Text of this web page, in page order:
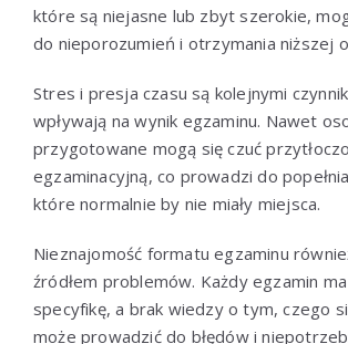
które są niejasne lub zbyt szerokie,
do nieporozumień i otrzymania niższej
Stres i presja czasu są kolejnymi
wpływają na wynik egzaminu. Nawet
przygotowane mogą się czuć
egzaminacyjną, co prowadzi do
które normalnie by nie miały miejsca.
Nieznajomość formatu egzaminu
źródłem problemów. Każdy egzamin
specyfikę, a brak wiedzy o tym, czego
może prowadzić do błędów i